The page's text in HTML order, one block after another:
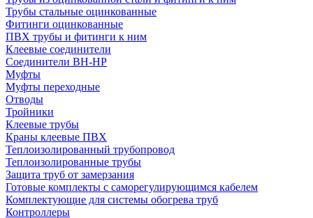
Трубы стальные оцинкованные
Фитинги оцинкованные
ПВХ трубы и фитинги к ним
Клеевые соединители
Соединители ВН-НР
Муфты
Муфты переходные
Отводы
Тройники
Клеевые трубы
Краны клеевые ПВХ
Теплоизолированный трубопровод
Теплоизолированные трубы
Защита труб от замерзания
Готовые комплекты с саморегулирующимся кабелем
Комплектующие для системы обогрева труб
Контроллеры